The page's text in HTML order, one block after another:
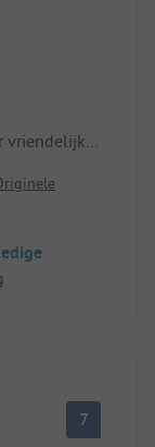
vriendelijke,
7